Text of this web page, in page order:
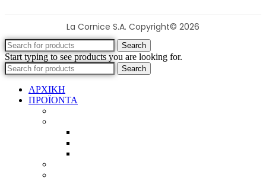
La Cornice S.A. Copyright© 2026
Search
Start typing to see products you are looking for.
Search
ΑΡΧΙΚΗ
ΠΡΟΪΟΝΤΑ